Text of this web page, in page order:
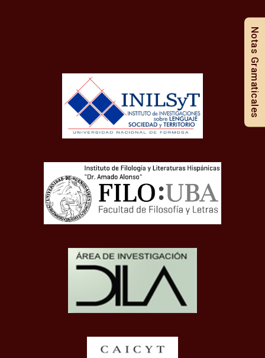
Notas Gramaticales